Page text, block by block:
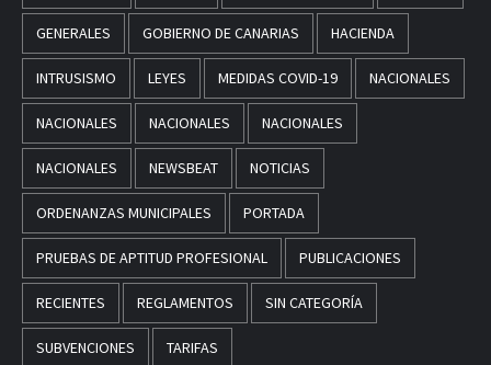
GENERALES GOBIERNO DE CANARIAS HACIENDA
INTRUSISMO LEYES MEDIDAS COVID-19 NACIONALES
NACIONALES NACIONALES NACIONALES
NACIONALES NEWSBEAT NOTICIAS
ORDENANZAS MUNICIPALES PORTADA
PRUEBAS DE APTITUD PROFESIONAL PUBLICACIONES
RECIENTES REGLAMENTOS SIN CATEGORÍA
SUBVENCIONES TARIFAS